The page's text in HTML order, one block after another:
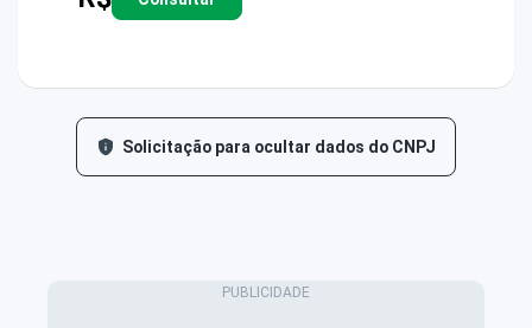
Solicitação para ocultar dados do CNPJ